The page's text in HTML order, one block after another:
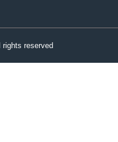
rights reserved